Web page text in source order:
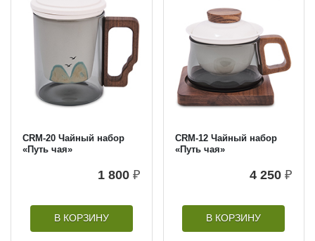
CRM-20 Чайный набор
«Путь чая»
1 800 ₽
В КОРЗИНУ
CRM-12 Чайный набор
«Путь чая»
4 250 ₽
В КОРЗИНУ